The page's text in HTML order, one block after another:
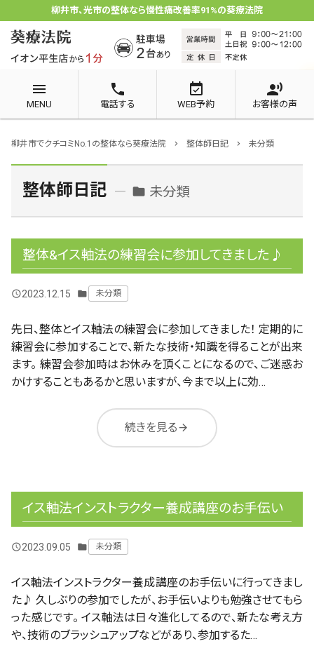
柳井市、光市の整体なら慢性痛改善率91%の葵療法院
menu
MENU
phone
電話する
event_available
WEB予約
record_voice_over
お客様の声
柳井市でクチコミNo.1の整体なら葵療法院 chevron_right 整体師日記 chevron_right 未分類
整体師日記 folder 未分類
整体&イス軸法の練習会に参加してきました♪
query_builder2023.12.15 folder 未分類
先日、整体とイス軸法の練習会に参加してきました！ 定期的に
練習会に参加することで、新たな技術・知識を得ることが出来
ます。 練習会参加時はお休みを頂くことになるので、ご迷惑お
かけすることもあるかと思いますが、今まで以上に効…
続きを見るarrow_forward
イス軸法インストラクター養成講座のお手伝い
query_builder2023.09.05 folder 未分類
イス軸法インストラクター養成講座のお手伝いに行ってきまし
た♪ 久しぶりの参加でしたが、お手伝いよりも勉強させてもら
った感じです。 イス軸法は日々進化してるので、新たな考え方
や、技術のブラッシュアップなどがあり、参加するた…